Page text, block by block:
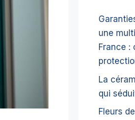
une
France :
La
qui
Fleurs